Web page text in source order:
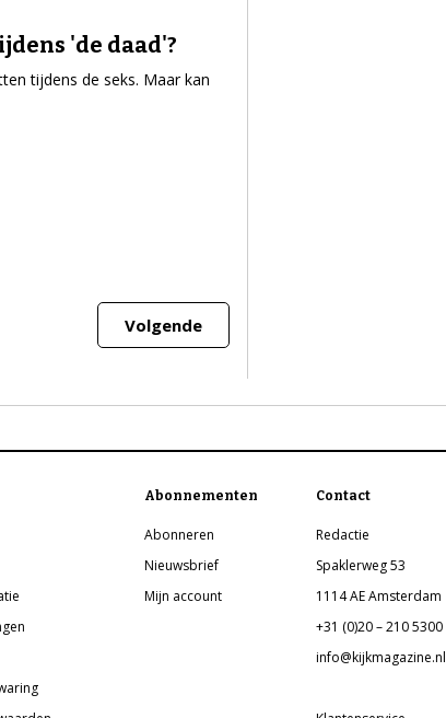
'de daad'?
tijdens de seks. Maar kan
Volgende
Abonnementen
Abonneren
Nieuwsbrief
Mijn account
Contact
Redactie
Spaklerweg 53
1114 AE Amsterdam
+31 (0)20 – 210 5300
info@kijkmagazine.nl